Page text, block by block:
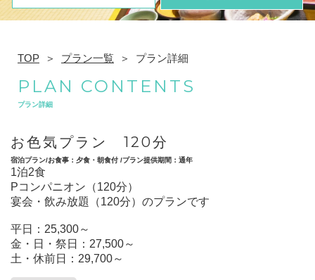
TOP プラン一覧 プラン詳細
PLAN CONTENTS
プラン詳細
お色気プラン 120分
宿泊プラン/お食事：夕食・朝食付 /プラン提供期間：通年
1泊2食
Pコンパニオン（120分）
宴会・飲み放題（120分）のプランです
平日：25,300～
金・日・祭日：27,500～
土・休前日：29,700～